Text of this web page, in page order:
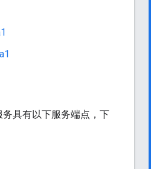
具有以下服务端点，下